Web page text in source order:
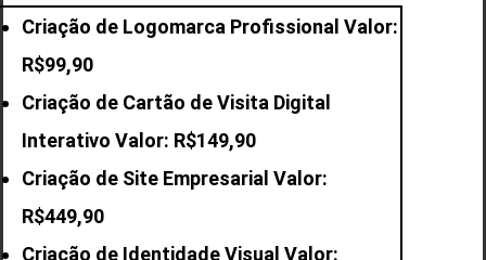
Criação de Logomarca Profissional Valor:
R$99,90
Criação de Cartão de Visita Digital
Interativo Valor: R$149,90
Criação de Site Empresarial Valor:
R$449,90
Criação de Identidade Visual Valor: